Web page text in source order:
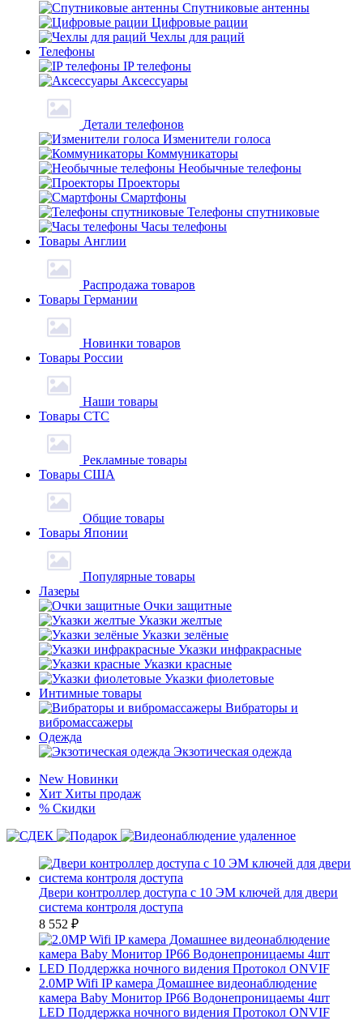
Спутниковые антенны
Цифровые рации
Чехлы для раций
Телефоны
IP телефоны
Аксессуары
Детали телефонов
Изменители голоса
Коммуникаторы
Необычные телефоны
Проекторы
Смартфоны
Телефоны спутниковые
Часы телефоны
Товары Англии
Распродажа товаров
Товары Германии
Новинки товаров
Товары России
Наши товары
Товары СТС
Рекламные товары
Товары США
Общие товары
Товары Японии
Популярные товары
Лазеры
Очки защитные
Указки желтые
Указки зелёные
Указки инфракрасные
Указки красные
Указки фиолетовые
Интимные товары
Вибраторы и
вибромассажеры
Одежда
Экзотическая одежда
New Новинки
Хит Хиты продаж
% Скидки
Двери контроллер доступа с 10 ЭМ ключей для двери
система контроля доступа
8 552 ₽
2.0MP Wifi IP камера Домашнее видеонаблюдение
камера Baby Монитор IP66 Водонепроницаемы 4шт
LED Поддержка ночного видения Протокол ONVIF